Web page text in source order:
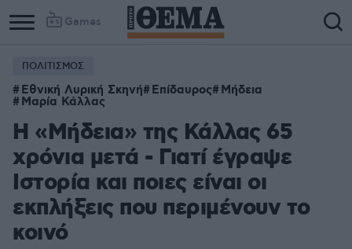
Games
ΠΟΛΙΤΙΣΜΟΣ
Εθνική Λυρική Σκηνή Επίδαυρος Μήδεια
Μαρία Κάλλας
Η «Μήδεια» της Κάλλας 65
χρόνια μετά - Γιατί έγραψε
Ιστορία και ποιες είναι οι
εκπλήξεις που περιμένουν το
κοινό